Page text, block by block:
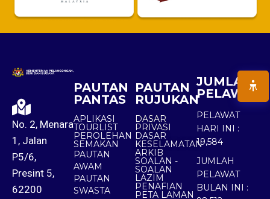
No. 2, Menara
1, Jalan
P5/6,
Presint 5,
62200
PAUTAN
PANTAS
APLIKASI
TOURLIST
PEROLEHAN
SEMAKAN
PAUTAN
AWAM
PAUTAN
SWASTA
PAUTAN
RUJUKAN
DASAR
PRIVASI
DASAR
KESELAMATAN
ARKIB
SOALAN -
SOALAN
LAZIM
PENAFIAN
PETA LAMAN
JUMLAH
PELAWAT
PELAWAT
HARI INI :
19,584
JUMLAH
PELAWAT
BULAN INI :